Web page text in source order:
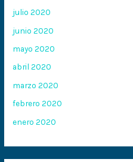
julio 2020
junio 2020
mayo 2020
abril 2020
marzo 2020
febrero 2020
enero 2020